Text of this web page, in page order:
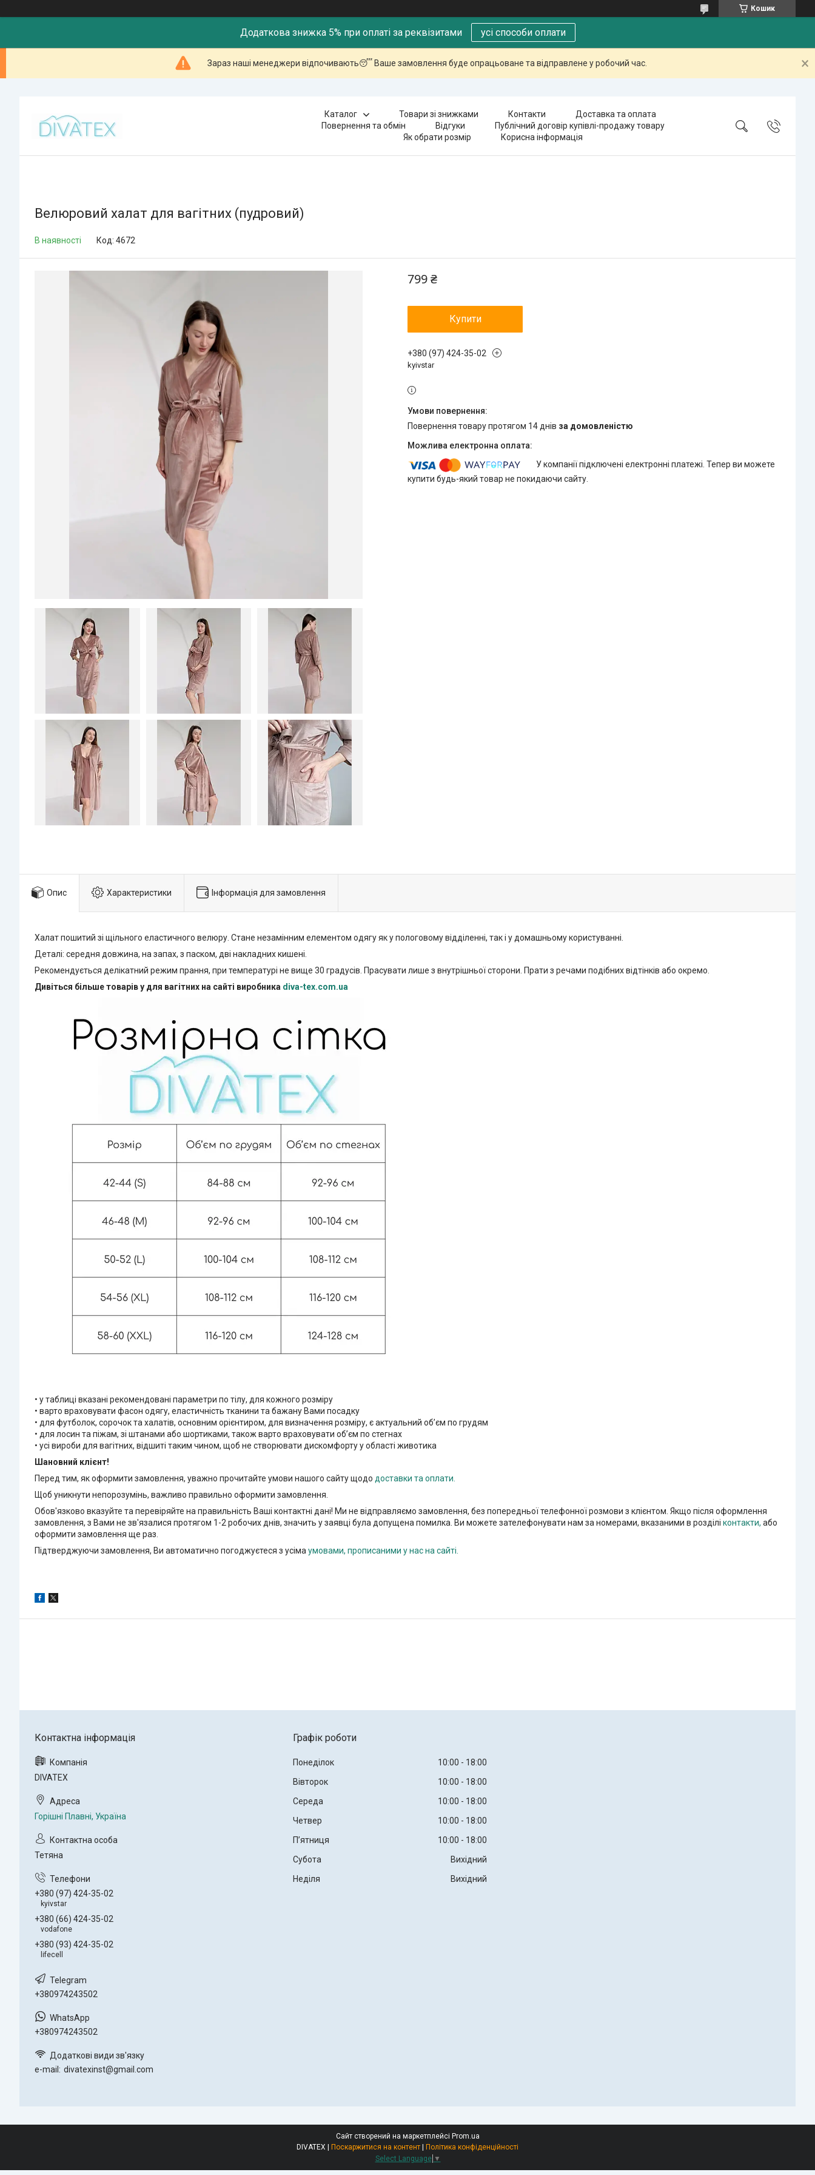
Кошик
Додаткова знижка 5% при оплаті за реквізитами усі способи оплати
Зараз наші менеджери відпочивають😴 Ваше замовлення буде опрацьоване та відправлене у робочий час.
Каталог Товари зі знижками Контакти
Доставка та оплата
Повернення та обмін
Відгуки
Публічний договір купівлі-продажу товару
Як обрати розмір
Корисна інформація
Велюровий халат для вагітних (пудровий)
В наявності Код: 4672
799 ₴
Купити
+380 (97) 424-35-02
kyivstar
повернення товару протягом 14 днів за домовленістю
У компанії підключені електронні платежі. Тепер ви можете
купити будь-який товар не покидаючи сайту.
Опис Характеристики Інформація для замовлення
Халат пошитий зі щільного еластичного велюру. Стане незамінним елементом одягу як у пологовому відділенні, так і у домашньому користуванні.
Деталі: середня довжина, на запах, з паском, дві накладних кишені.
Рекомендується делікатний режим прання, при температурі не вище 30 градусів. Прасувати лише з внутрішньої сторони. Прати з речами подібних відтінків або окремо.
Дивіться більше товарів у для вагітних на сайті виробника diva-tex.com.ua
• у таблиці вказані рекомендовані параметри по тілу, для кожного розміру
• варто враховувати фасон одягу, еластичність тканини та бажану Вами посадку
• для футболок, сорочок та халатів, основним орієнтиром, для визначення розміру, є актуальний об’єм по грудям
• для лосин та піжам, зі штанами або шортиками, також варто враховувати об’єм по стегнах
• усі вироби для вагітних, відшиті таким чином, щоб не створювати дискомфорту у області животика
Шановний клієнт!
Перед тим, як оформити замовлення, уважно прочитайте умови нашого сайту щодо доставки та оплати.
Щоб уникнути непорозумінь, важливо правильно оформити замовлення.
Обов'язково вказуйте та перевіряйте на правильність Ваші контактні дані! Ми не відправляємо замовлення, без попередньої телефонної розмови з клієнтом. Якщо після оформлення
замовлення, з Вами не зв'язалися протягом 1-2 робочих днів, значить у заявці була допущена помилка. Ви можете зателефонувати нам за номерами, вказаними в розділі контакти, або
оформити замовлення ще раз.
Підтверджуючи замовлення, Ви автоматично погоджуєтеся з усіма умовами, прописаними у нас на сайті.
DIVATEX
Горішні Плавні, Україна
Тетяна
+380 (97) 424-35-02
kyivstar
+380 (66) 424-35-02
vodafone
+380 (93) 424-35-02
lifecell
+380974243502
+380974243502
e-mail divatexinst@gmail.com
Графік роботи
Понеділок 10:00
18:00
Вівторок
10:00
18:00
Середа
10:00
18:00
Четвер
10:00
18:00
Пʼятниця
10:00
18:00
Субота
Вихідний
Неділя
Вихідний
Сайт створений на маркетплейсі Prom.ua
Поскаржитися на контент
Політика конфіденційності
Select Language ▼